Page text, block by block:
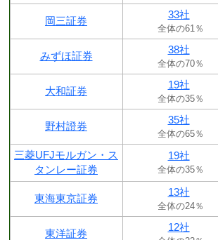
岡三証券
33社
全体の61％
みずほ証券
38社
全体の70％
大和証券
19社
全体の35％
野村證券
35社
全体の65％
三菱UFJモルガン・ス
タンレー証券
19社
全体の35％
東海東京証券
13社
全体の24％
東洋証券
12社